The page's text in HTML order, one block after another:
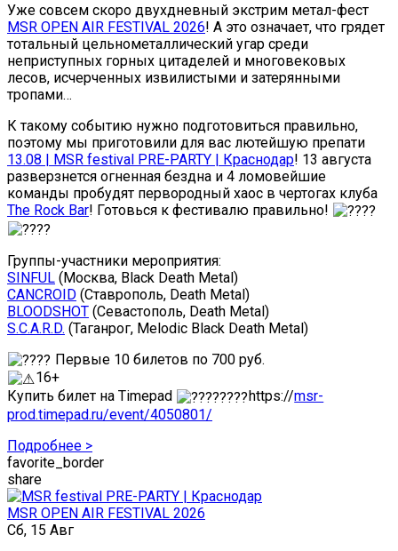
Уже совсем скоро двухдневный экстрим метал-фест
MSR OPEN AIR FESTIVAL 2026! А это означает, что грядет
тотальный цельнометаллический угар среди
неприступных горных цитаделей и многовековых
лесов, исчерченных извилистыми и затерянными
тропами…
К такому событию нужно подготовиться правильно,
поэтому мы приготовили для вас лютейшую препати
13.08 | MSR festival PRE-PARTY | Краснодар! 13 августа
разверзнется огненная бездна и 4 ломовейшие
команды пробудят первородный хаос в чертогах клуба
The Rock Bar! Готовься к фестивалю правильно!
Группы-участники мероприятия:
SINFUL (Москва, Black Death Metal)
CANCROID (Ставрополь, Death Metal)
BLOODSHOT (Севастополь, Death Metal)
S.C.A.R.D. (Таганрог, Melodic Black Death Metal)
Первые 10 билетов по 700 руб.
16+
Купить билет на Timepad
https://msr-
prod.timepad.ru/event/4050801/
Подробнее >
favorite_border
share
MSR OPEN AIR FESTIVAL 2026
Сб, 15 Авг